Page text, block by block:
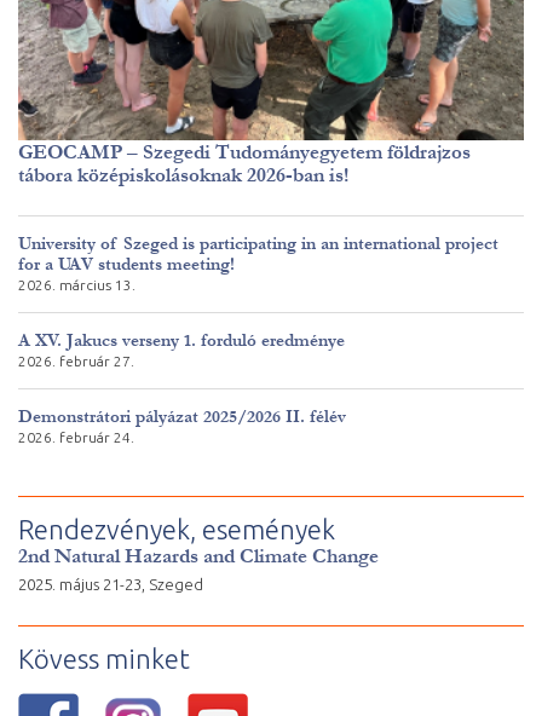
GEOCAMP – Szegedi Tudományegyetem földrajzos
tábora középiskolásoknak 2026-ban is!
University of Szeged is participating in an international project
for a UAV students meeting!
2026. március 13.
A XV. Jakucs verseny 1. forduló eredménye
2026. február 27.
Demonstrátori pályázat 2025/2026 II. félév
2026. február 24.
Rendezvények, események
2nd Natural Hazards and Climate Change
2025. május 21-23, Szeged
Kövess minket